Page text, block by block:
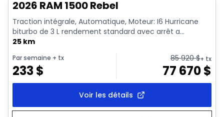
2026 RAM 1500 Rebel
Traction intégrale, Automatique, Moteur: I6 Hurricane
biturbo de 3 L rendement standard avec arrêt a...
25 km
Par semaine + tx
233$
85 920$+ tx
77 670$
Voir les détails